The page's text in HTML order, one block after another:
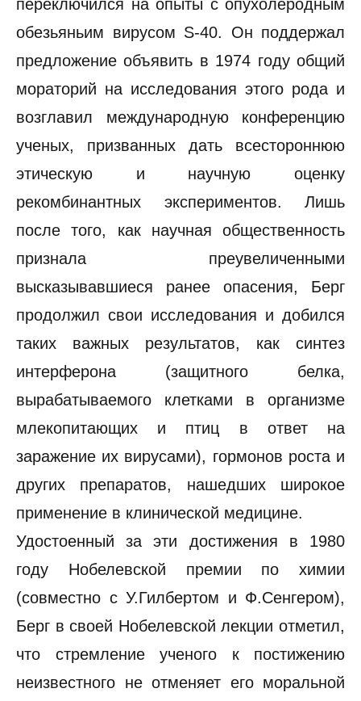
переключился на опыты с опухолеродным
обезьяньим вирусом S-40. Он поддержал
предложение объявить в 1974 году общий
мораторий на исследования этого рода и
возглавил международную конференцию
ученых, призванных дать всестороннюю
этическую и научную оценку
рекомбинантных экспериментов. Лишь
после того, как научная общественность
признала преувеличенными
высказывавшиеся ранее опасения, Берг
продолжил свои исследования и добился
таких важных результатов, как синтез
интерферона (защитного белка,
вырабатываемого клетками в организме
млекопитающих и птиц в ответ на
заражение их вирусами), гормонов роста и
других препаратов, нашедших широкое
применение в клинической медицине.
Удостоенный за эти достижения в 1980
году Нобелевской премии по химии
(совместно с У.Гилбертом и Ф.Сенгером),
Берг в своей Нобелевской лекции отметил,
что стремление ученого к постижению
неизвестного не отменяет его моральной